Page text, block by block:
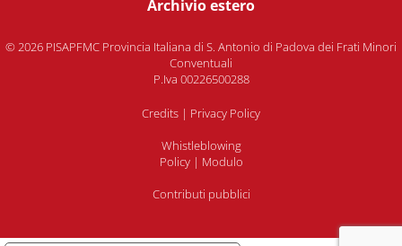
Archivio estero
© 2026 PISAPFMC Provincia Italiana di S. Antonio di Padova dei Frati Minori
Conventuali
P.Iva 00226500288
Credits | Privacy Policy
Whistleblowing
Policy| Modulo
Contributi pubblici